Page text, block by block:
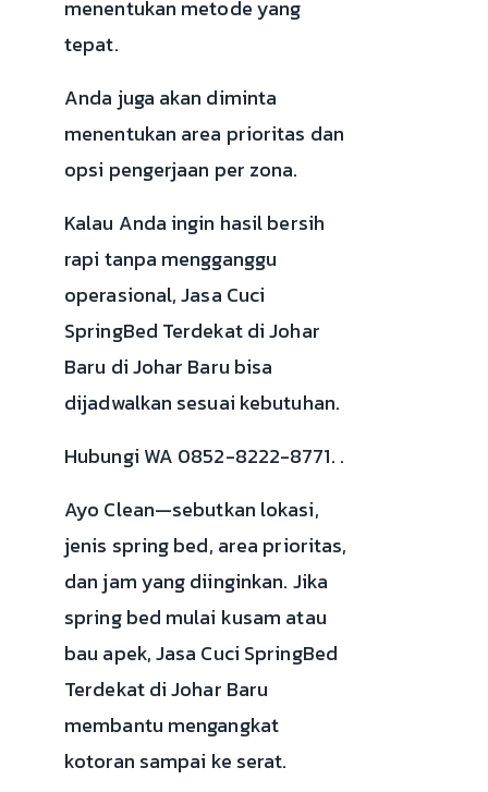
menentukan metode yang
tepat.
Anda juga akan diminta
menentukan area prioritas dan
opsi pengerjaan per zona.
Kalau Anda ingin hasil bersih
rapi tanpa mengganggu
operasional, Jasa Cuci
SpringBed Terdekat di Johar
Baru di Johar Baru bisa
dijadwalkan sesuai kebutuhan.
Hubungi WA 0852-8222-8771. .
Ayo Clean—sebutkan lokasi,
jenis spring bed, area prioritas,
dan jam yang diinginkan. Jika
spring bed mulai kusam atau
bau apek, Jasa Cuci SpringBed
Terdekat di Johar Baru
membantu mengangkat
kotoran sampai ke serat.